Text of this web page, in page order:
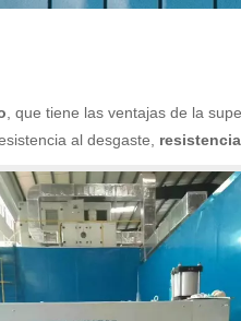
, que tiene las ventajas de la
al desgaste,